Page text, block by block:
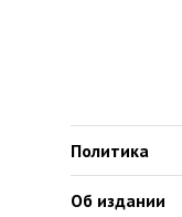
Политика
Об издании